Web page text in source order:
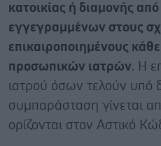
κατοικίας ή διαμονής
εγγεγραμμένων στους
επικαιροποιημένους
προσωπικών ιατρών. Η
ιατρού όσων τελούν υπό
συμπαράσταση γίνεται
ορίζονται στον Αστικό